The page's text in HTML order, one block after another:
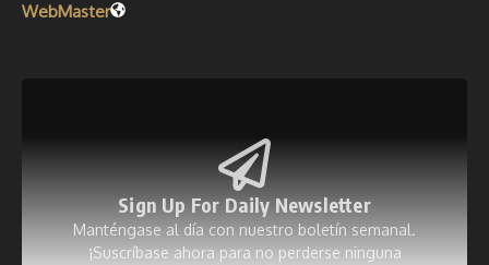
WebMaster
Sign Up For Daily Newsletter
Manténgase al día con nuestro boletín semanal.
¡Suscríbase ahora para no perderse ninguna